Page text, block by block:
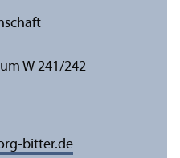
W 241/242
bitter.de